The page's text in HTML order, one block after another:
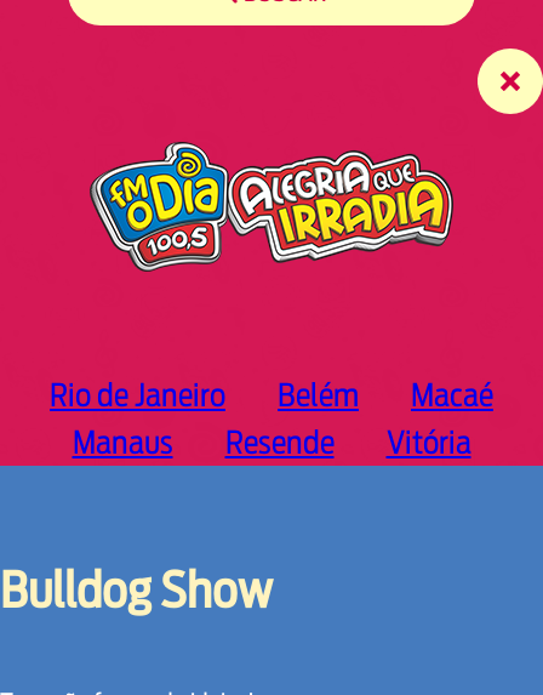
Rio de Janeiro Belém
Macaé
Manaus
Resende Vitória
Bulldog Show